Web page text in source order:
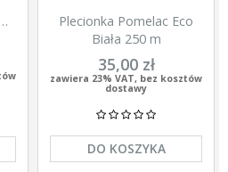
Plecionka Pomelac Eco
Biała 250 m
35,00 zł
zawiera 23% VAT, bez kosztów
dostawy
DO KOSZYKA